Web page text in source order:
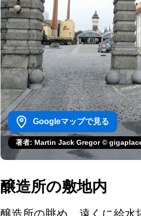
Googleマップで見る
著者: Martin Jack Gregor ©
醸造所の敷地内